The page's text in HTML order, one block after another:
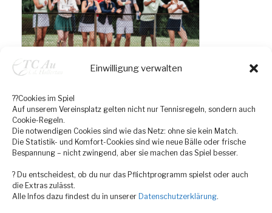
Einwilligung verwalten
??Cookies im Spiel
Auf unserem Vereinsplatz gelten nicht nur Tennisregeln, sondern auch
Cookie-Regeln.
Die notwendigen Cookies sind wie das Netz: ohne sie kein Match.
Die Statistik- und Komfort-Cookies sind wie neue Bälle oder frische
Bespannung – nicht zwingend, aber sie machen das Spiel besser.
? Du entscheidest, ob du nur das Pflichtprogramm spielst oder auch
die Extras zulässt.
Alle Infos dazu findest du in unserer Datenschutzerklärung.